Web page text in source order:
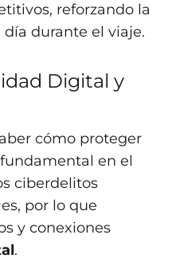
reforzando la
durante el viaje.
Digital y
cómo proteger
en el
ciberdelitos
por lo que
y conexiones
.